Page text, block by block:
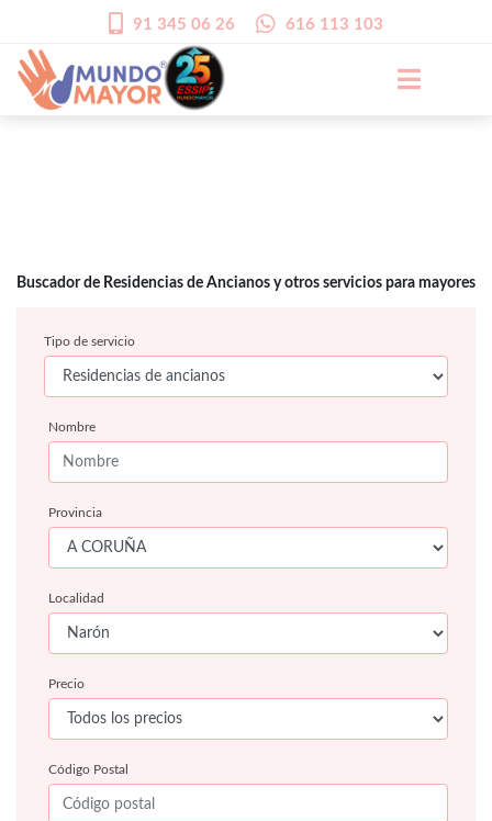
91 345 06 26 616 113 103
Buscador de Residencias de Ancianos y otros servicios para mayores
Tipo de servicio
Nombre
Provincia
Localidad
Precio
Código Postal